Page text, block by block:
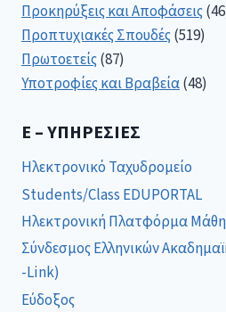
Προκηρύξεις και Αποφάσεις
Προπτυχιακές Σπουδές(519)
Πρωτοετείς(87)
Υποτροφίες και Βραβεία(48)
E – ΥΠΗΡΕΣΊΕΣ
Ηλεκτρονικό Ταχυδρομείο
Students/Class EDUPORTAL
Ηλεκτρονική Πλατφόρμα
Σύνδεσμος Ελληνικών
-Link)
Εύδοξος